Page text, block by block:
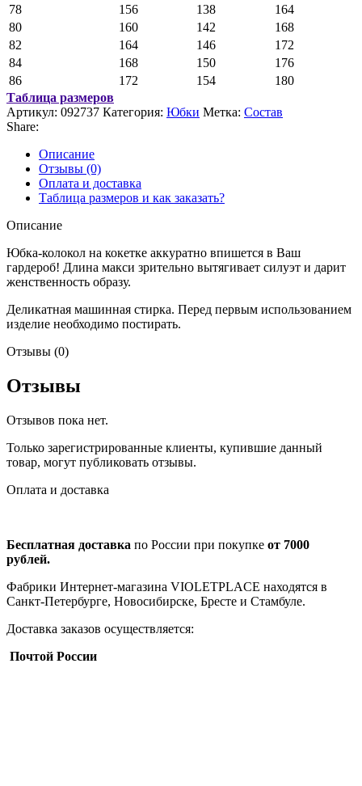
78
156 138
164
80
160 142
168
82
164 146
172
84
168 150
176
86
172 154
180
Таблица размеров
Артикул: 092737 Категория: Юбки Метка: Состав
Share:
Описание
Отзывы (0)
Оплата и доставка
Таблица размеров и как заказать?
Описание
Юбка-колокол на кокетке аккуратно впишется в Ваш
гардероб! Длина макси зрительно вытягивает силуэт и дарит
женственность образу.
Деликатная машинная стирка. Перед первым использованием
изделие необходимо постирать.
Отзывы (0)
Отзывы
Отзывов пока нет.
Только зарегистрированные клиенты, купившие данный
товар, могут публиковать отзывы.
Оплата и доставка
Бесплатная доставка по России при покупке от 7000
рублей.
Фабрики Интернет-магазина VIOLETPLACE находятся в
Санкт-Петербурге, Новосибирске, Бресте и Стамбуле.
Доставка заказов осуществляется:
Почтой России